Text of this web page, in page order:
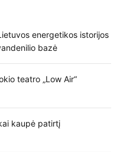
energetikos istorijos
bazė
teatro „Low Air“
kaupė patirtį